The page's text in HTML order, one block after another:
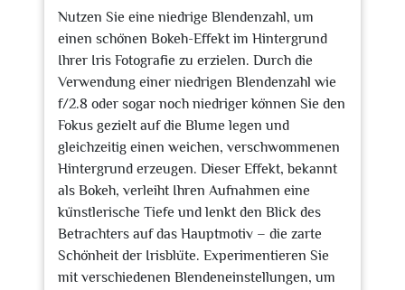
Nutzen Sie eine niedrige Blendenzahl, um
einen schönen Bokeh-Effekt im Hintergrund
Ihrer Iris Fotografie zu erzielen. Durch die
Verwendung einer niedrigen Blendenzahl wie
f/2.8 oder sogar noch niedriger können Sie den
Fokus gezielt auf die Blume legen und
gleichzeitig einen weichen, verschwommenen
Hintergrund erzeugen. Dieser Effekt, bekannt
als Bokeh, verleiht Ihren Aufnahmen eine
künstlerische Tiefe und lenkt den Blick des
Betrachters auf das Hauptmotiv – die zarte
Schönheit der Irisblüte. Experimentieren Sie
mit verschiedenen Blendeneinstellungen, um